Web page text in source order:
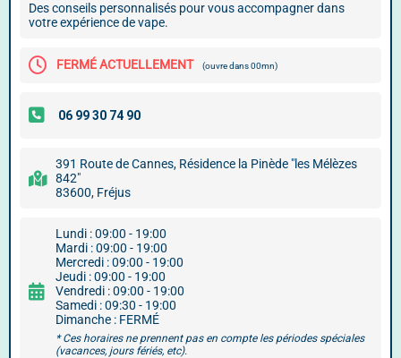
Des conseils personnalisés pour vous accompagner dans
votre expérience de vape.
FERMÉ ACTUELLEMENT (ouvre dans 00mn)
391 Route de Cannes, Résidence la Pinède "les Mélèzes
842"
83600, Fréjus
Lundi : 09:00 - 19:00
Mardi : 09:00 - 19:00
Mercredi : 09:00 - 19:00
Jeudi : 09:00 - 19:00
Vendredi : 09:00 - 19:00
Samedi : 09:30 - 19:00
Dimanche : FERMÉ
* Ces horaires ne prennent pas en compte les périodes spéciales
(vacances, jours fériés, etc).